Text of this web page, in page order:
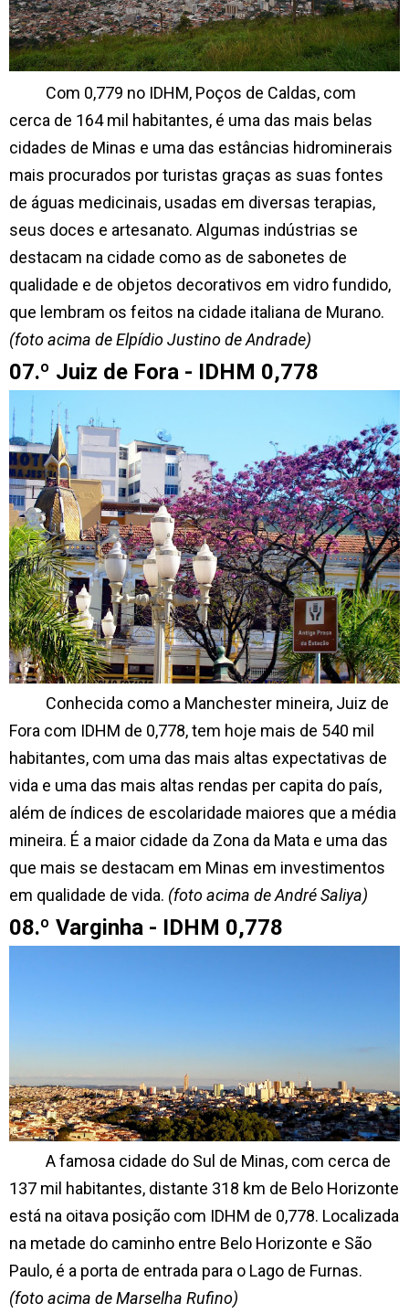
Com 0,779 no IDHM, Poços de Caldas, com
cerca de 164 mil habitantes, é uma das mais belas
cidades de Minas e uma das estâncias hidrominerais
mais procurados por turistas graças as suas fontes
de águas medicinais, usadas em diversas terapias,
seus doces e artesanato. Algumas indústrias se
destacam na cidade como as de sabonetes de
qualidade e de objetos decorativos em vidro fundido,
que lembram os feitos na cidade italiana de Murano.
(foto acima de Elpídio Justino de Andrade)
07.º Juiz de Fora - IDHM 0,778
Conhecida como a Manchester mineira, Juiz de
Fora com IDHM de 0,778, tem hoje mais de 540 mil
habitantes, com uma das mais altas expectativas de
vida e uma das mais altas rendas per capita do país,
além de índices de escolaridade maiores que a média
mineira. É a maior cidade da Zona da Mata e uma das
que mais se destacam em Minas em investimentos
em qualidade de vida. (foto acima de André Saliya)
08.º Varginha - IDHM 0,778
A famosa cidade do Sul de Minas, com cerca de
137 mil habitantes, distante 318 km de Belo Horizonte
está na oitava posição com IDHM de 0,778. Localizada
na metade do caminho entre Belo Horizonte e São
Paulo, é a porta de entrada para o Lago de Furnas.
(foto acima de Marselha Rufino)